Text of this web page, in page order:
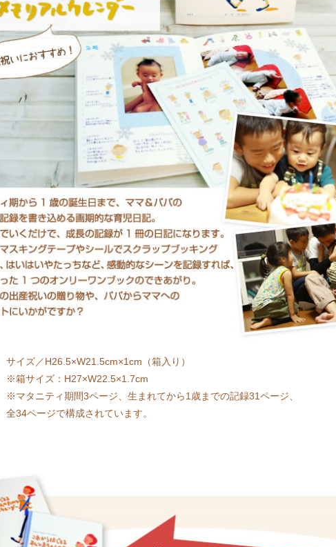
サイズ／H26.5×W21.5cm×1cm（箱入り）
※箱サイズ：H27×W22.5×1.7cm
※マタニティ期間3ページ、生まれてから1歳までの記録31ページ、
全34ページで構成されています。